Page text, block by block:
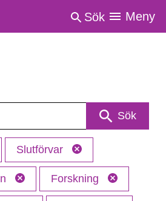
Sök Meny
Sök
Slutförvar
Forskning